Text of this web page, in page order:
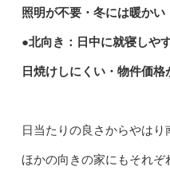
照明が不要・冬には暖かい
●北向き：日中に就寝しや
日焼けしにくい・物件価格
日当たりの良さからやはり
ほかの向きの家にもそれぞ